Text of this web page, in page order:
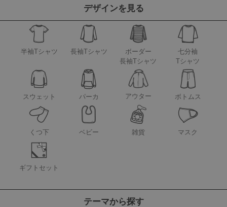
デザインを見る
半袖Tシャツ 長袖Tシャツ
ボーダー
長袖Tシャツ
七分袖
Tシャツ
スウェット パーカ アウター ボトムス
くつ下 ベビー 雑貨 マスク
ギフトセット
テーマから探す